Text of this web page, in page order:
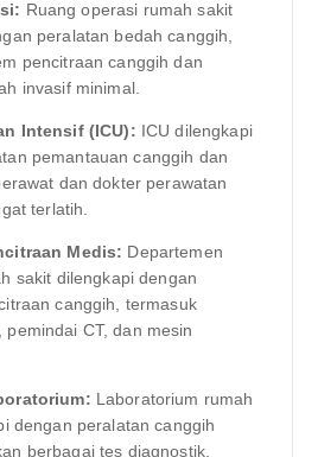
Ruang operasi rumah sakit
peralatan bedah canggih,
pencitraan canggih dan
invasif minimal.
Intensif (ICU): ICU dilengkapi
pemantauan canggih dan
dan dokter perawatan
terlatih.
Medis: Departemen
sakit dilengkapi dengan
canggih, termasuk
pemindai CT, dan mesin
Laboratorium rumah
dengan peralatan canggih
berbagai tes diagnostik.